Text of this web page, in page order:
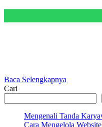
Baca Selengkapnya
Cari
Mengenali Tanda
Cara Mengelola